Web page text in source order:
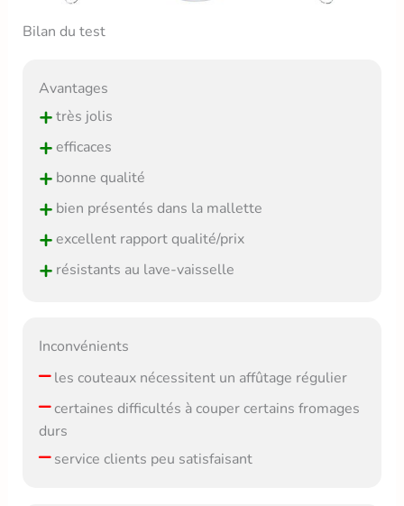
Bilan du test
Avantages
+très jolis
+efficaces
+bonne qualité
+bien présentés dans la mallette
+excellent rapport qualité/prix
+résistants au lave-vaisselle
Inconvénients
–les couteaux nécessitent un affûtage régulier
–certaines difficultés à couper certains fromages
durs
–service clients peu satisfaisant